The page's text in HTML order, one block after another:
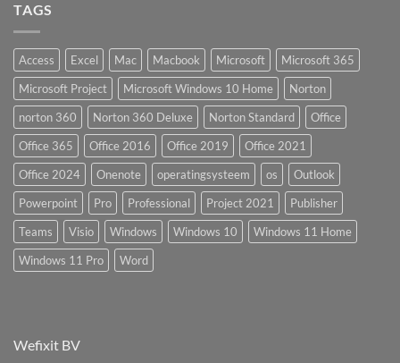
TAGS
Access Excel Mac Macbook Microsoft
Microsoft 365
Microsoft Project
Microsoft Windows 10 Home
Norton
norton 360
Norton 360 Deluxe Norton Standard
Office
Office 365
Office 2016 Office 2019
Office 2021
Office 2024
Onenote operatingsysteem os
Outlook
Powerpoint
Pro Professional Project 2021
Publisher
Teams
Visio Windows Windows 10
Windows 11 Home
Windows 11 Pro
Word
Wefixit BV